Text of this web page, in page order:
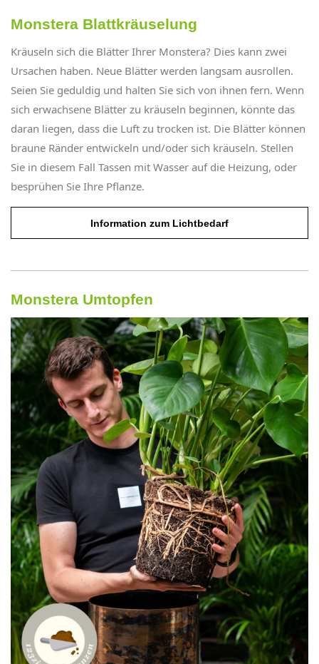
Monstera Blattkräuselung
Kräuseln sich die Blätter Ihrer Monstera? Dies kann zwei
Ursachen haben. Neue Blätter werden langsam ausrollen.
Seien Sie geduldig und halten Sie sich von ihnen fern. Wenn
sich erwachsene Blätter zu kräuseln beginnen, könnte das
daran liegen, dass die Luft zu trocken ist. Die Blätter können
braune Ränder entwickeln und/oder sich kräuseln. Stellen
Sie in diesem Fall Tassen mit Wasser auf die Heizung, oder
besprühen Sie Ihre Pflanze.
Information zum Lichtbedarf
Monstera Umtopfen